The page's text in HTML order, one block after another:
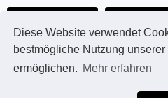
Diese Website verwendet
bestmögliche Nutzung unserer
ermöglichen. Mehr erfahren